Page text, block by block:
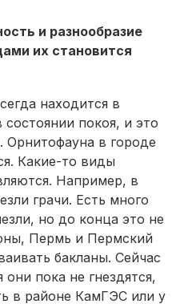
и разнообразие
их становится
находится в
покоя, и это
Орнитофауна в городе
Какие-то виды
Например, в
грачи. Есть много
но до конца это не
Пермь и Пермский
бакланы. Сейчас
пока не гнездятся,
в районе КамГЭС или у